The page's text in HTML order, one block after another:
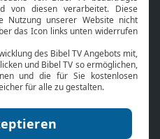
Service
Kontakt
TV-Empfang